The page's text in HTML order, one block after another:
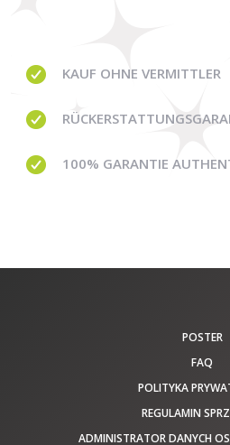
KAUF OHNE VERMITTLER
100% GARANTIE
POSTER
FAQ
POLITYKA
REGULAMIN
ADMINISTRATOR DANYCH